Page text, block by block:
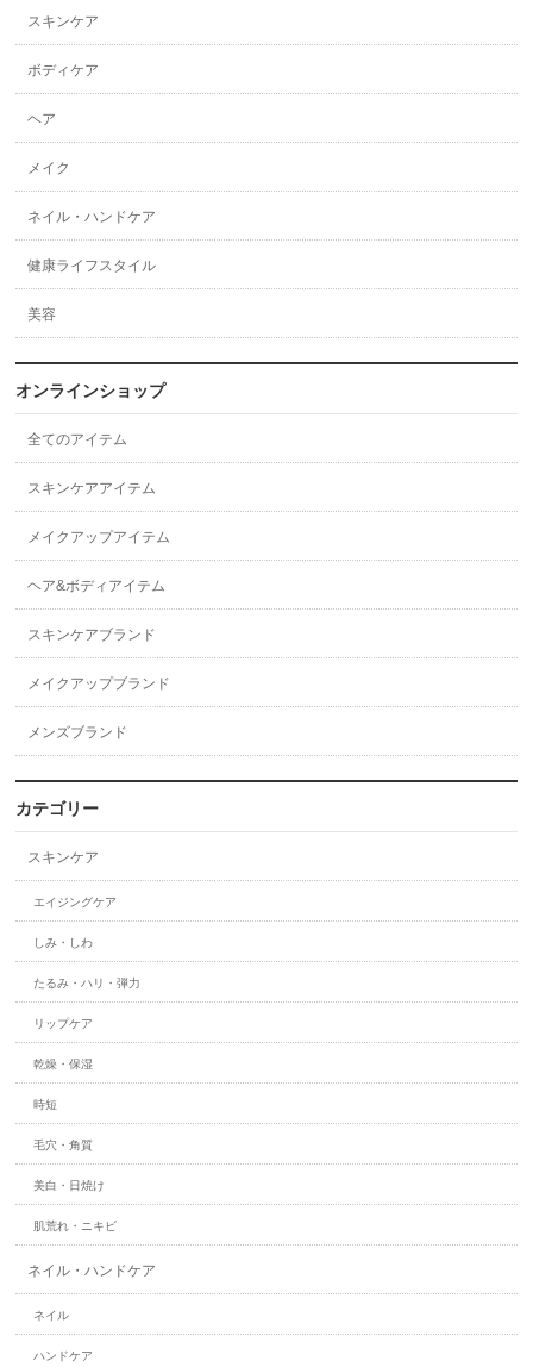
スキンケア
ボディケア
ヘア
メイク
ネイル・ハンドケア
健康ライフスタイル
美容
オンラインショップ
全てのアイテム
スキンケアアイテム
メイクアップアイテム
ヘア&ボディアイテム
スキンケアブランド
メイクアップブランド
メンズブランド
カテゴリー
スキンケア
エイジングケア
しみ・しわ
たるみ・ハリ・弾力
リップケア
乾燥・保湿
時短
毛穴・角質
美白・日焼け
肌荒れ・ニキビ
ネイル・ハンドケア
ネイル
ハンドケア